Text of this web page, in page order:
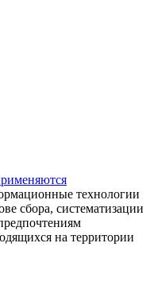
технологии
сбора, систематизации
на территории